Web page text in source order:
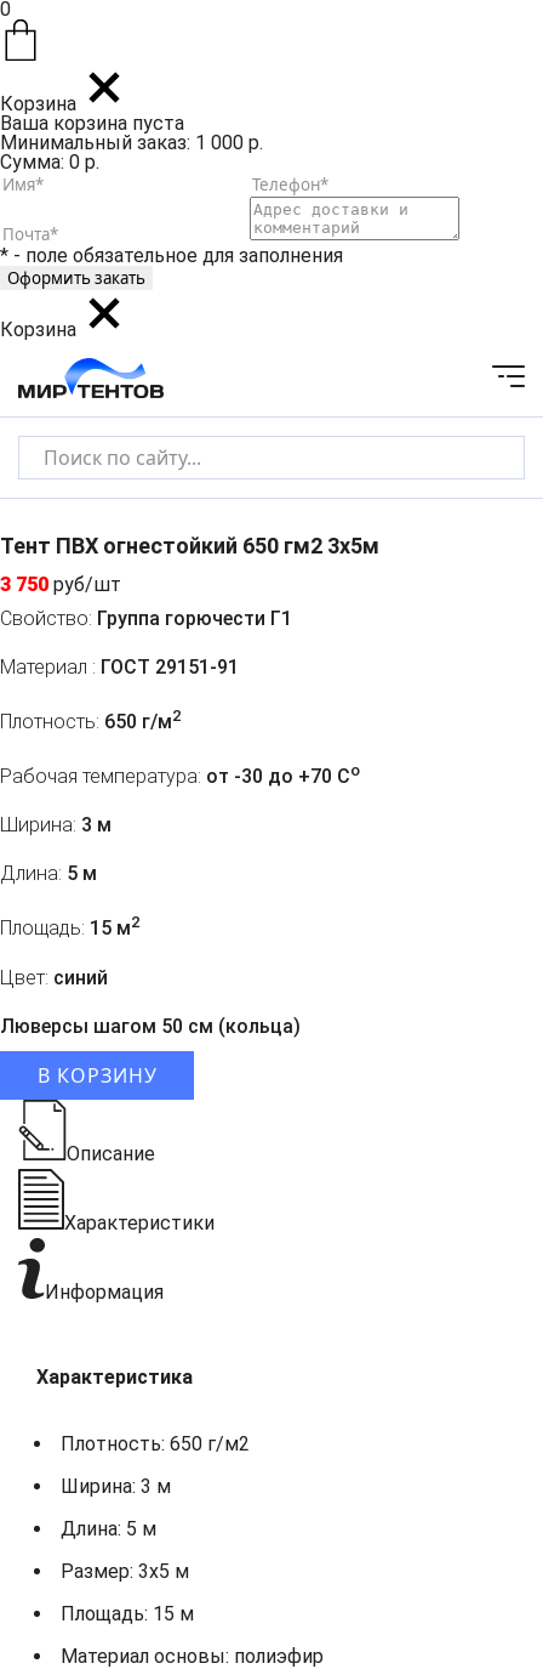
0
Корзина
Ваша корзина пуста
Минимальный заказ: 1 000 р.
Сумма: 0 р.
* - поле обязательное для заполнения
Корзина
Тент ПВХ огнестойкий 650 гм2 3х5м
3 750 руб/шт
Свойство: Группа горючести Г1
Материал : ГОСТ 29151-91
Плотность: 650 г/м2
Рабочая температура: от -30 до +70 Co
Ширина: 3 м
Длина: 5 м
Площадь: 15 м2
Цвет: синий
Люверсы шагом 50 см (кольца)
В КОРЗИНУ
Описание
Характеристики
Информация
Характеристика
Плотность: 650 г/м2
Ширина: 3 м
Длина: 5 м
Размер: 3х5 м
Площадь: 15 м
Материал основы: полиэфир